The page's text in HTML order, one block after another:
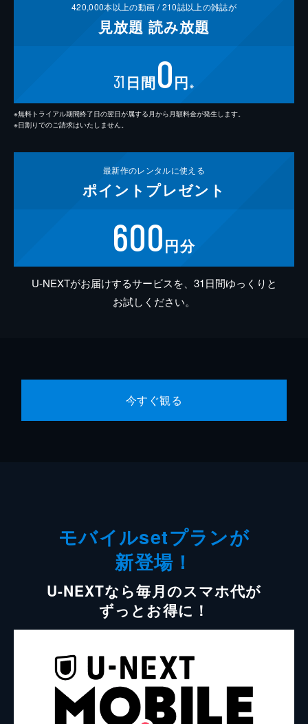
420,000本以上の動画 /210誌以上の雑誌が
見放題 読み放題
31 日間0円 ※
※無料トライアル期間終了日の翌日が属する月から月額料金が発生します。
※日割りでのご請求はいたしません。
最新作のレンタルに使える
ポイント プレゼント
600円分
U-NEXTがお届けするサービスを、31日間ゆっくりと
お試しください。
今すぐ観る
モバイルsetプランが
新登場！
U-NEXTなら毎月のスマホ代が
ずっとお得に！